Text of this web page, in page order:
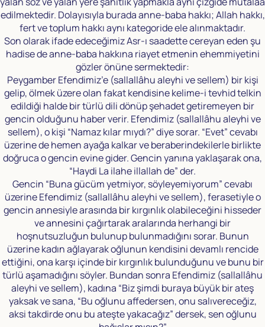
edilmektedir. Dolayısıyla burada anne-baba hakkı; Allah hakkı,
fert ve toplum hakkı aynı kategoride ele alınmaktadır.
Son olarak ifade edeceğimiz Asr-ı saadette cereyan eden şu
hadise de anne-baba hakkına riayet etmenin ehemmiyetini
gözler önüne sermektedir:
Peygamber Efendimiz’e (sallallâhu aleyhi ve sellem) bir kişi
gelip, ölmek üzere olan fakat kendisine kelime-i tevhid telkin
edildiği halde bir türlü dili dönüp şehadet getiremeyen bir
gencin olduğunu haber verir. Efendimiz (sallallâhu aleyhi ve
sellem), o kişi “Namaz kılar mıydı?” diye sorar. “Evet” cevabı
üzerine de hemen ayağa kalkar ve beraberindekilerle birlikte
doğruca o gencin evine gider. Gencin yanına yaklaşarak ona,
“Haydi La ilahe illallah de” der.
Gencin “Buna gücüm yetmiyor, söyleyemiyorum” cevabı
üzerine Efendimiz (sallallâhu aleyhi ve sellem), ferasetiyle o
gencin annesiyle arasında bir kırgınlık olabileceğini hisseder
ve annesini çağırtarak aralarında herhangi bir
hoşnutsuzluğun bulunup bulunmadığını sorar. Bunun
üzerine kadın ağlayarak oğlunun kendisini devamlı rencide
ettiğini, ona karşı içinde bir kırgınlık bulunduğunu ve bunu bir
türlü aşamadığını söyler. Bundan sonra Efendimiz (sallallâhu
aleyhi ve sellem), kadına “Biz şimdi buraya büyük bir ateş
yaksak ve sana, “Bu oğlunu affedersen, onu salıvereceğiz,
aksi takdirde onu bu ateşte yakacağız” dersek, sen oğlunu